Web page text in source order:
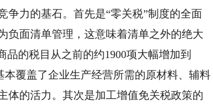
力的基石。首先是“零关税”制度的全面
负面清单管理，这意味着清单之外的绝大
的税目从之前的约1900项大幅增加到
本覆盖了企业生产经营所需的原材料、辅料
体的活力。其次是加工增值免关税政策的